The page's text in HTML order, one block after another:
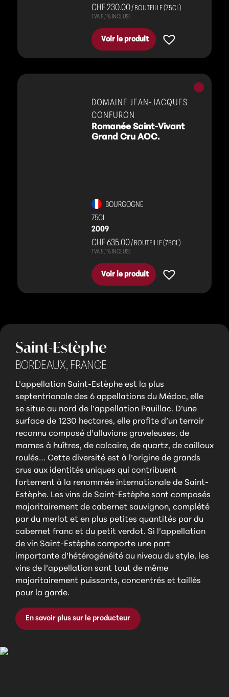
CHF 230.00/ BOUTEILLE (75CL)
Voir le produit
Vins
rouges
DOMAINE JEAN-JACQUES
CONFURON
Romanée Saint-Vivant
Grand Cru AOC.
BOURGOGNE
75CL
2009
CHF 635.00/ BOUTEILLE (75CL)
Voir le produit
Saint-Estèphe
BORDEAUX, FRANCE
L’appellation Saint-Estèphe est la plus
septentrionale des 6 appellations du Médoc, elle
se situe au nord de l’appellation Pauillac. D’une
surface de 1230 hectares, elle profite d’un terroir
reconnu composé d’alluvions graveleuses, de
marnes à huîtres, de calcaire, de quartz, de cailloux
roulés… Cette diversité est à l’origine de grands
crus aux identités uniques qui contribuent
fortement à la renommée internationale de Saint-
Estèphe. Les vins de Saint-Estèphe sont composés
majoritairement de cabernet sauvignon, complété
par du merlot et en plus petites quantités par du
cabernet franc et du petit verdot. Si l’appellation
de vin Saint-Estèphe comporte une part
importante d’hétérogénéité au niveau du style, les
vins de l’appellation sont tout de même
majoritairement puissants, concentrés et taillés
pour la garde.
En savoir plus sur le producteur